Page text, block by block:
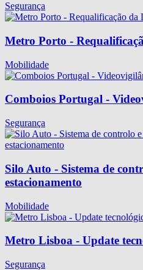
Segurança
Metro Porto -
Mobilidade
Comboios Portugal -
Segurança
Silo Auto - Sistema de
estacionamento
Mobilidade
Metro Lisboa - Update
Segurança